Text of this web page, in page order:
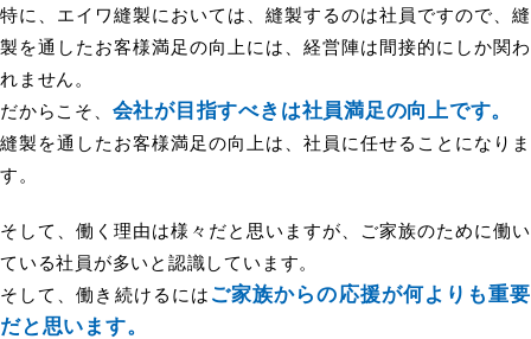
特に、エイワ縫製においては、縫製するのは社員ですので、縫
製を通したお客様満足の向上には、経営陣は間接的にしか関わ
れません。
だからこそ、 会社が目指すべきは社員満足の向上です。
縫製を通したお客様満足の向上は、社員に任せることになりま
す。
そして、働く理由は様々だと思いますが、ご家族のために働い
ている社員が多いと認識しています。
そして、働き続けるには ご家族からの応援が何よりも重要
だと思います。